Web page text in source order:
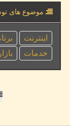
موضوع های
اینترنت
خدمات
بازار